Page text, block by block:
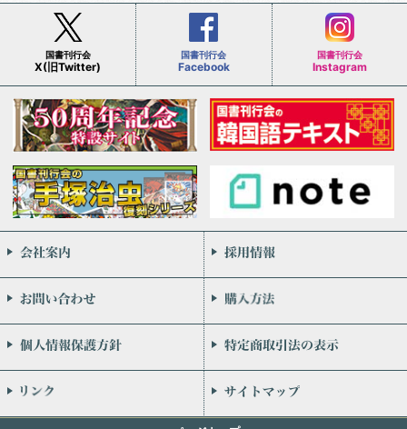
国書刊行会
X(旧Twitter)
国書刊行会
Facebook
国書刊行会
Instagram
会社案内
お問い合わせ
個人情報保護方針
リンク